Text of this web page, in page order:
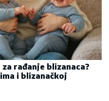
rađanje blizanaca?
i blizanačkoj